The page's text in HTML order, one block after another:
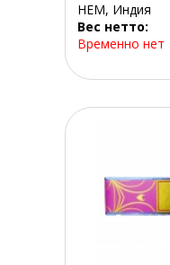
HEM, Индия
Вес нетто:
Временно нет